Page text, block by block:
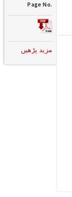
Page No.
مزید پڑھیں